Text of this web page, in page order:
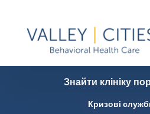
Знайти клініку
Кризові